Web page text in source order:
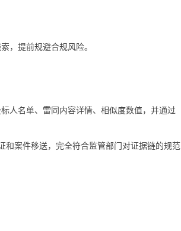
，提前规避合规风险。
人名单、雷同内容详情、相似度数值，并通过
和案件移送，完全符合监管部门对证据链的规范